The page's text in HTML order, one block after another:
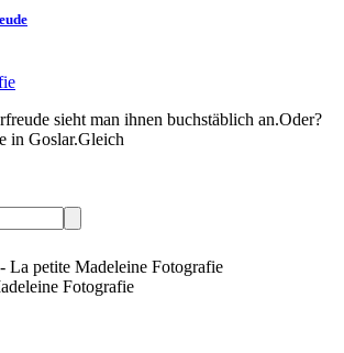
sieht man ihnen buchstäblich an.Oder?
in Goslar.Gleich